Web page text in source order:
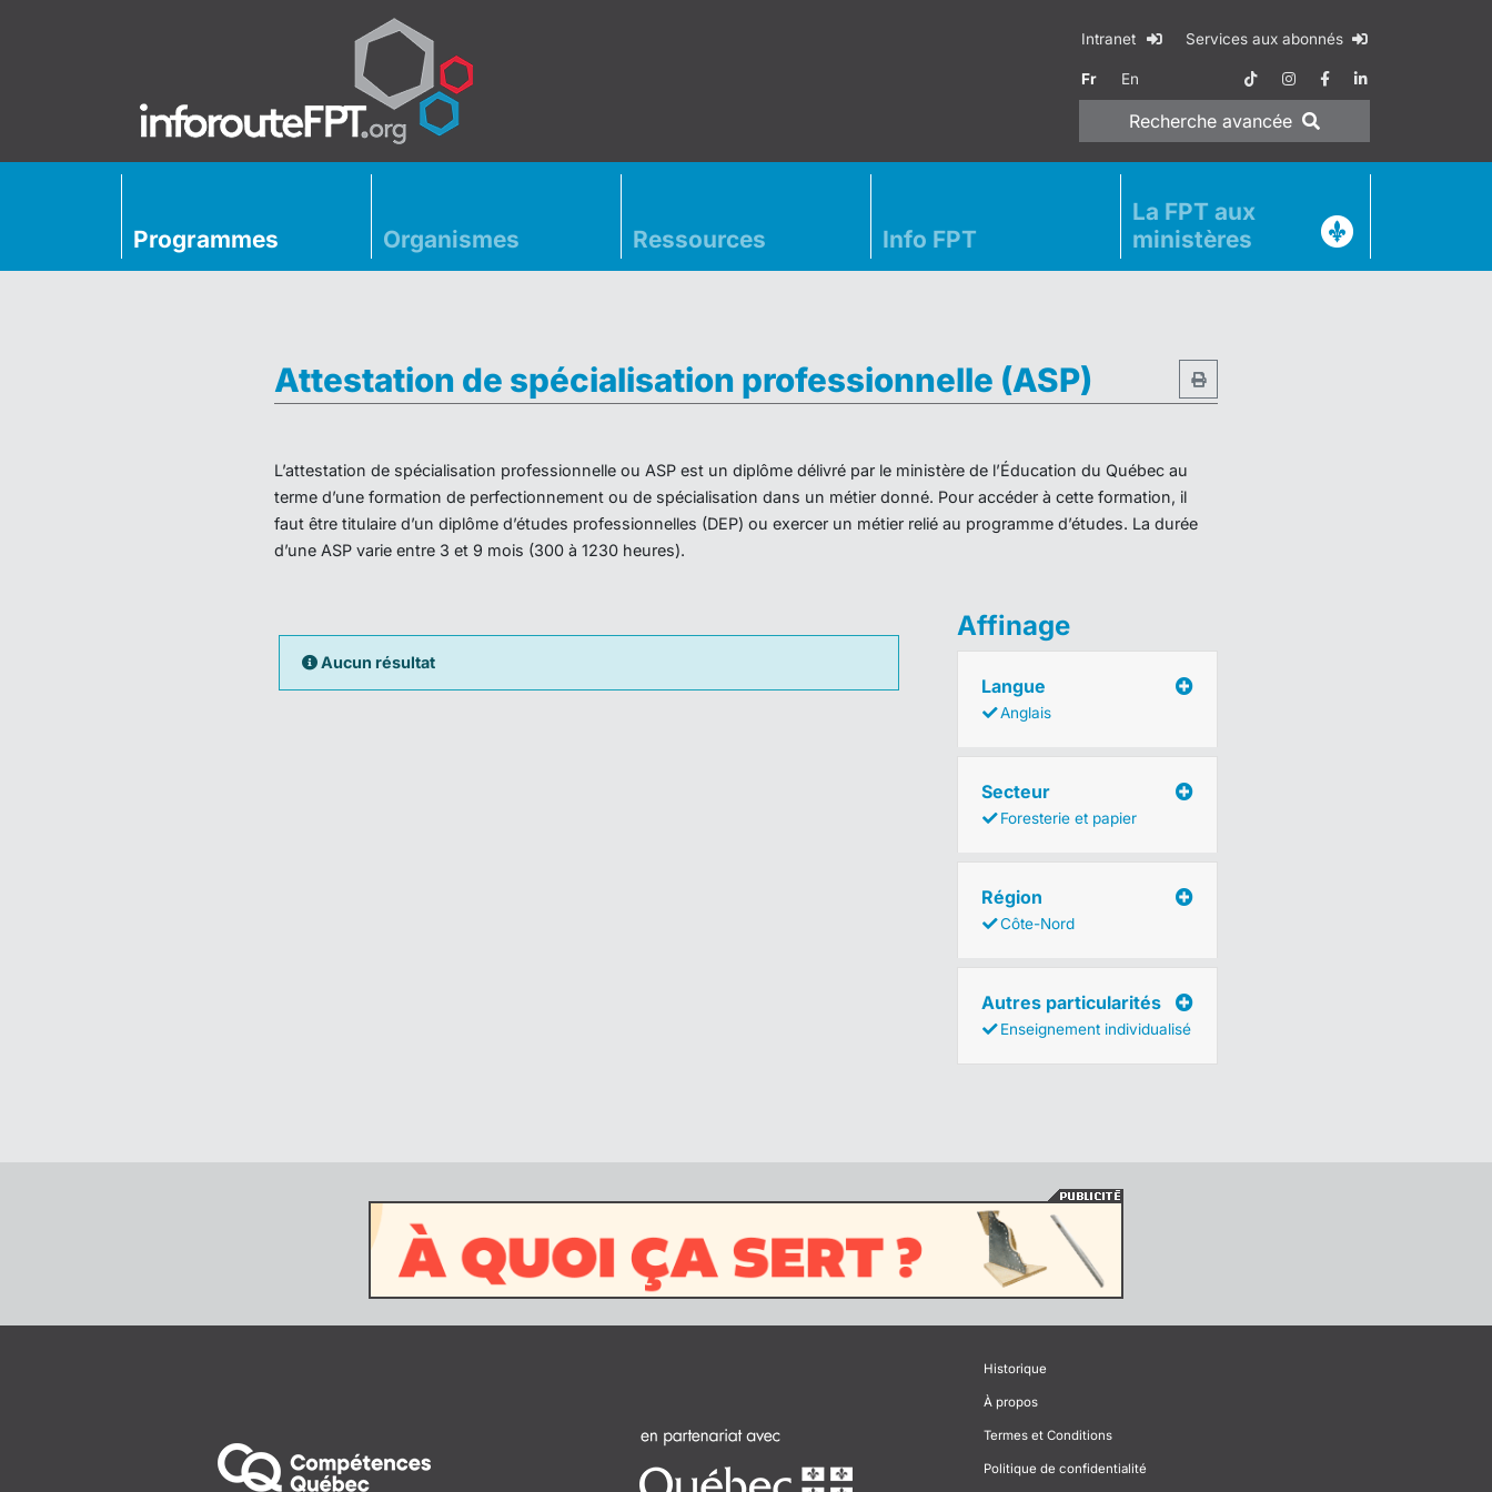
Intranet Services aux abonnés
Fr En
Recherche avancée
Programmes Organismes Ressources Info FPT
La FPT aux
ministères
Attestation de spécialisation professionnelle (ASP)
L’attestation de spécialisation professionnelle ou ASP est un diplôme délivré par le ministère de l’Éducation du Québec au
terme d’une formation de perfectionnement ou de spécialisation dans un métier donné. Pour accéder à cette formation, il
faut être titulaire d’un diplôme d’études professionnelles (DEP) ou exercer un métier relié au programme d’études. La durée
d’une ASP varie entre 3 et 9 mois (300 à 1230 heures).
Aucun résultat
Affinage
Langue
Anglais
Secteur
Foresterie et papier
Région
Côte-Nord
Autres particularités
Enseignement individualisé
Historique
À propos
Termes et Conditions
Politique de confidentialité